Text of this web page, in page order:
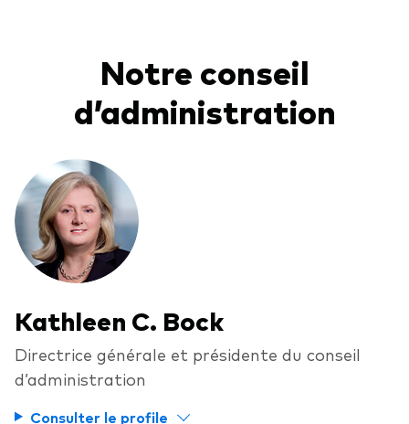
Notre conseil
d’administration
Kathleen C. Bock
Directrice générale et présidente du conseil
d’administration
Consulter le profile